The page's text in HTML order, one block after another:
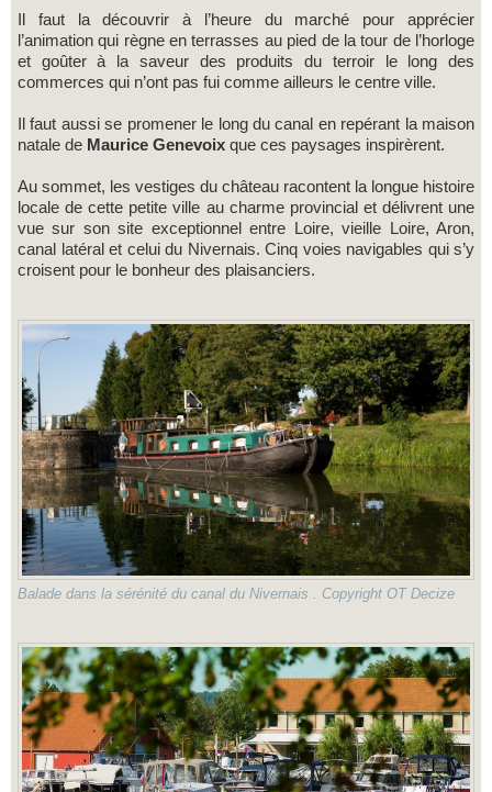
Il faut la découvrir à l’heure du marché pour apprécier
l’animation qui règne en terrasses au pied de la tour de l’horloge
et goûter à la saveur des produits du terroir le long des
commerces qui n’ont pas fui comme ailleurs le centre ville.
Il faut aussi se promener le long du canal en repérant la maison
natale de Maurice Genevoix que ces paysages inspirèrent.
Au sommet, les vestiges du château racontent la longue histoire
locale de cette petite ville au charme provincial et délivrent une
vue sur son site exceptionnel entre Loire, vieille Loire, Aron,
canal latéral et celui du Nivernais. Cinq voies navigables qui s’y
croisent pour le bonheur des plaisanciers.
Balade dans la sérénité du canal du Nivernais . Copyright OT Decize